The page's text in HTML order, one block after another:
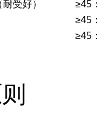
受好）
≥45
≥45
≥45